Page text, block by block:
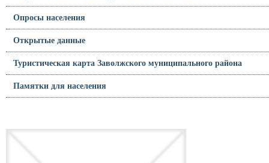
Опросы населения
Открытые данные
Туристическая карта Заволжского муниципального района
Памятки для населения